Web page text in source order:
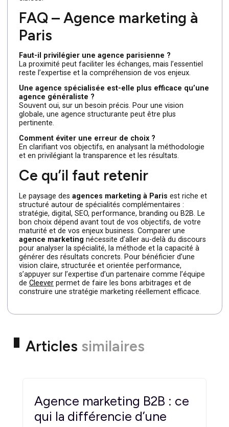
Regarder les résultats, pas
seulement les références
Les cas clients doivent être expliqués : objectifs, actions,
résultats. Les logos seuls ne suffisent pas.
8. Faut-il choisir une
unique ou plusieurs
spécialistes ?
Il n’existe pas de réponse universelle.
pour piloter la cohérence et la stratégie.
des leviers précis.
De nombreuses entreprises optent pour un modèle
hybride, avec un pilotage central et des expertises
ciblées.
FAQ – Agence marketing à
Paris
Faut-il privilégier une agence parisienne ?
reste l’expertise et la compréhension de vos enjeux.
agence généraliste ?
Souvent oui, sur un besoin précis. Pour une vision
En clarifiant vos objectifs, en analysant la méthodologie
et en privilégiant la transparence et les résultats.